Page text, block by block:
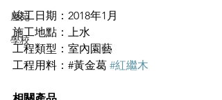
屋苑
學校
竣工日期：2018年1月
施工地點：上水
工程類型：室內園藝
工程用料：#黃金葛 #紅繼木